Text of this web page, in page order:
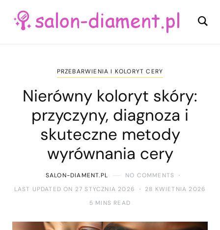
PRZEBARWIENIA I KOLORYT CERY
Nierówny koloryt skóry:
przyczyny, diagnoza i
skuteczne metody
wyrównania cery
SALON-DIAMENT.PL
NO COMMENTS
LAST UPDATED ON 27 STYCZNIA 2026
28 KWIETNIA 2026
5 MINS READ